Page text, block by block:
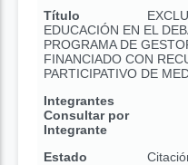
Título
EDUCACIÓN EN EL
PROGRAMA DE
FINANCIADO CON
PARTICIPATIVO DE
Integrantes
Consultar por
Integrante
Estado